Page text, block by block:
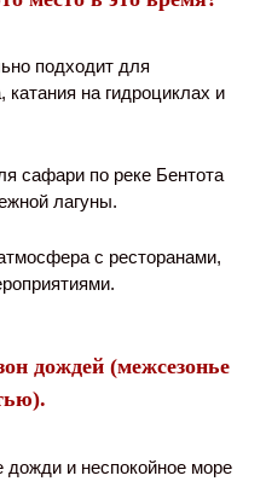
подходит для
катания на гидроциклах и
сафари по реке Бентота
лагуны.
с ресторанами,
дождей (межсезонье
дожди и неспокойное море